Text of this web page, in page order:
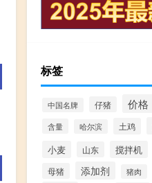
标签
中国名牌 仔猪 价格
含量 哈尔滨 土鸡
小麦 山东 搅拌机
母猪 添加剂 猪肉